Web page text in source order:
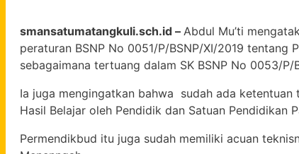
smansatumatangkuli.sch.id – Abdul Mu’ti
peraturan BSNP No 0051/P/BSNP/XI/2019
sebagaimana tertuang dalam SK BSNP No 0053/P/
Ia juga mengingatkan bahwa sudah ada
Hasil Belajar oleh Pendidik dan Satuan Pendidikan
Permendikbud itu juga sudah memiliki acuan